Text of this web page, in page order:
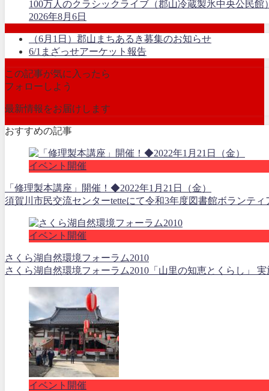
100万人のクラシックライブ（郡山冷蔵製氷中央公民
2026年8月6日
（6月1日）郡山まちあるき募集のお知らせ
6/1まざっせアーケット報告
この記事が気に入ったら
フォローしよう
最新情報をお届けします
おすすめの記事
イベント開催
「修理製本講座」開催！◆2022年1月21日（金）
須賀川市民交流センターtetteにて令和3年度図書館ボランテ
イベント開催
さくら湖自然環境フォーラム2010
さくら湖自然環境フォーラム2010「山里の知恵とくらし」
イベント開催